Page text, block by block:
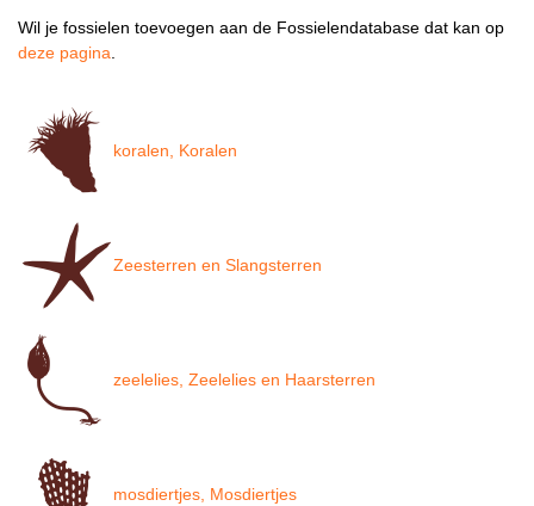
Wil je fossielen toevoegen aan de Fossielendatabase dat kan op
deze pagina.
koralen, Koralen
Zeesterren en Slangsterren
zeelelies, Zeelelies en Haarsterren
mosdiertjes, Mosdiertjes